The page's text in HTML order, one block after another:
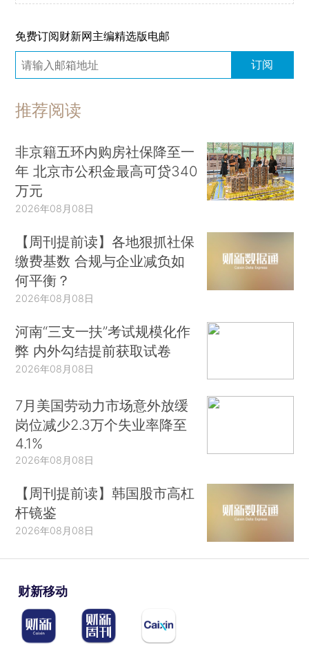
免费订阅财新网主编精选版电邮
订阅
推荐阅读
非京籍五环内购房社保降至一
年 北京市公积金最高可贷340
万元
2026年08月08日
【周刊提前读】各地狠抓社保
缴费基数 合规与企业减负如
何平衡？
2026年08月08日
河南“三支一扶”考试规模化作
弊 内外勾结提前获取试卷
2026年08月08日
7月美国劳动力市场意外放缓
岗位减少2.3万个失业率降至
4.1%
2026年08月08日
【周刊提前读】韩国股市高杠
杆镜鉴
2026年08月08日
财新移动